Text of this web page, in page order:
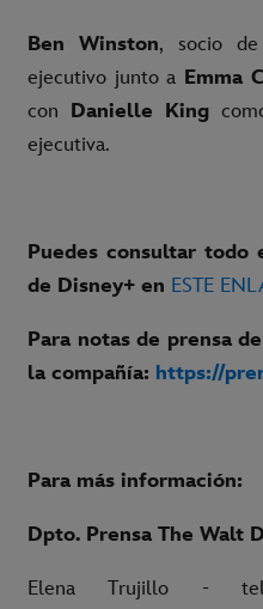
Ben Winston, socio
ejecutivo junto a Emma
con Danielle King
ejecutiva.
Puedes consultar
de Disney+ en ESTE
Para notas de prensa
la compañía: https://
Para más información:
Dpto. Prensa The Walt
Elena Trujillo -